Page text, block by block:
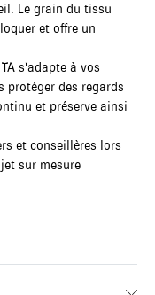
Le grain du tissu
et offre un
s'adapte à vos
protéger des regards
et préserve ainsi
et conseillères lors
sur mesure